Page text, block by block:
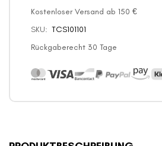
Kostenloser Versand ab 150 €
Rückgaberecht 30 Tage
SKU TCS101101